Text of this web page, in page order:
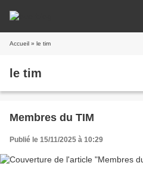
Accueil » le tim
le tim
Membres du TIM
Publié le 15/11/2025 à 10:29